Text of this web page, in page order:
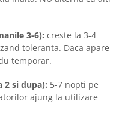
3-6): creste la 3-4
toleranta. Daca apare
temporar.
2 si dupa): 5-7 nopti pe
ajung la utilizare